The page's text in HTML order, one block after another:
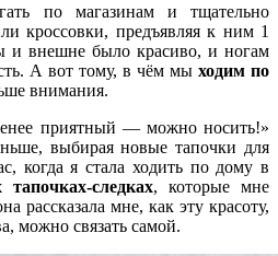
по магазинам и тщательно
кроссовки, предъявляя к ним 1
и внешне было красиво, и ногам
А вот тому, в чём мы ходим по
внимания.
приятный — можно носить!»
выбирая новые тапочки для
когда я стала ходить по дому в
тапочках-следках, которые мне
рассказала мне, как эту красоту,
можно связать самой.